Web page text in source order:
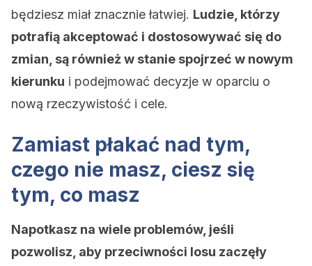
będziesz miał znacznie łatwiej. Ludzie, którzy
potrafią akceptować i dostosowywać się do
zmian, są również w stanie spojrzeć w nowym
kierunku i podejmować decyzje w oparciu o
nową rzeczywistość i cele.
Zamiast płakać nad tym,
czego nie masz, ciesz się
tym, co masz
Napotkasz na wiele problemów, jeśli
pozwolisz, aby przeciwności losu zaczęły